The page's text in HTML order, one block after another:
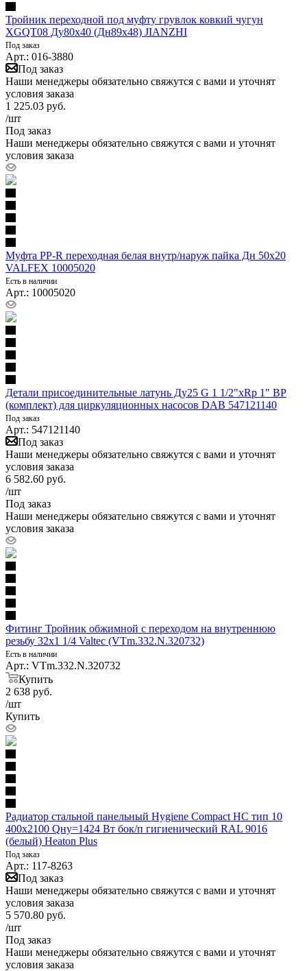
Тройник переходной под муфту грувлок ковкий чугун
XGQT08 Ду80х40 (Дн89х48) JIANZHI
Под заказ
Арт.: 016-3880
Под заказ
Наши менеджеры обязательно свяжутся с вами и уточнят
условия заказа
1 225.03 руб.
/шт
Под заказ
Наши менеджеры обязательно свяжутся с вами и уточнят
условия заказа
Муфта PP-R переходная белая внутр/наруж пайка Дн 50х20
VALFEX 10005020
Есть в наличии
Арт.: 10005020
Детали присоединительные латунь Ду25 G 1 1/2"xRp 1" ВР
(комплект) для циркуляционных насосов DAB 547121140
Под заказ
Арт.: 547121140
Под заказ
Наши менеджеры обязательно свяжутся с вами и уточнят
условия заказа
6 582.60 руб.
/шт
Под заказ
Наши менеджеры обязательно свяжутся с вами и уточнят
условия заказа
Фитинг Тройник обжимной с переходом на внутреннюю
резьбу 32х1 1/4 Valtec (VTm.332.N.320732)
Есть в наличии
Арт.: VTm.332.N.320732
Купить
2 638 руб.
/шт
Купить
Радиатор стальной панельный Hygiene Compact HC тип 10
400х2100 Qну=1424 Вт бок/п гигиенический RAL 9016
(белый) Heaton Plus
Под заказ
Арт.: 117-8263
Под заказ
Наши менеджеры обязательно свяжутся с вами и уточнят
условия заказа
5 570.80 руб.
/шт
Под заказ
Наши менеджеры обязательно свяжутся с вами и уточнят
условия заказа